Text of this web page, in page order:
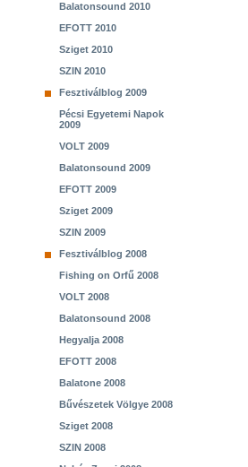
Balatonsound 2010
EFOTT 2010
Sziget 2010
SZIN 2010
Fesztiválblog 2009
Pécsi Egyetemi Napok
2009
VOLT 2009
Balatonsound 2009
EFOTT 2009
Sziget 2009
SZIN 2009
Fesztiválblog 2008
Fishing on Orfű 2008
VOLT 2008
Balatonsound 2008
Hegyalja 2008
EFOTT 2008
Balatone 2008
Bűvészetek Völgye 2008
Sziget 2008
SZIN 2008